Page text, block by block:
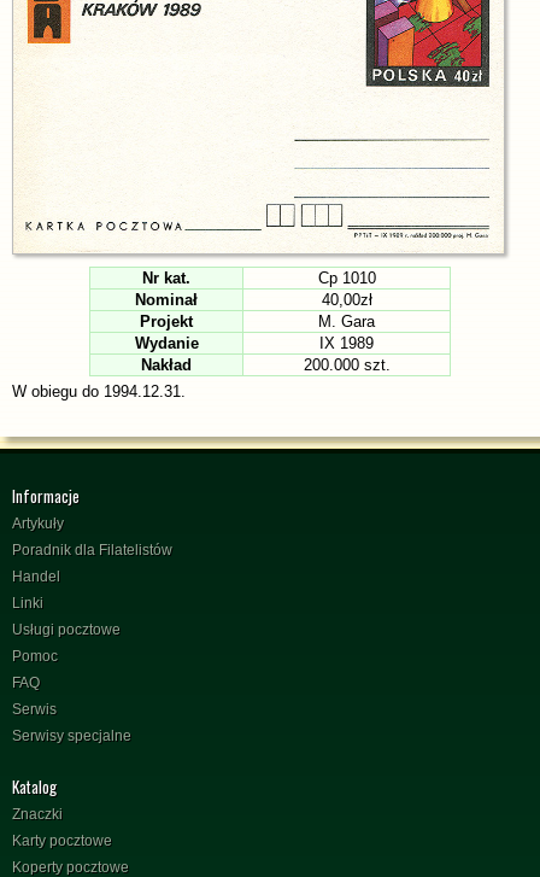
Nr kat.
Cp 1010
Nominał
40,00zł
Projekt
M. Gara
Wydanie
IX 1989
Nakład
200.000 szt.
W obiegu do 1994.12.31.
Informacje
Artykuły
Poradnik dla Filatelistów
Handel
Linki
Usługi pocztowe
Pomoc
FAQ
Serwis
Serwisy specjalne
Katalog
Znaczki
Karty pocztowe
Koperty pocztowe